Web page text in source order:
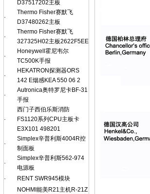
D37517202主板
·
Thermo Fisher赛默飞
D37480262主板
·
Thermo Fisher赛默飞
327325H02主板2622F5EE
·
Honeywell霍尼韦尔
TC500K手报
·
HEKATRON探测器ORS
142 E烟感KEA 550 06 2
·
Autronica奥特罗尼卡BF-31
手报
·
西门子西伯乐斯消防
FS1120系列CPU主板卡
E3X101 498201
·
Simplex辛普利斯4004R控
制面板
·
Simplex辛普利斯562-974
电源板
·
RENT SWR945模块
NOHMI能美R21主机R-21Z